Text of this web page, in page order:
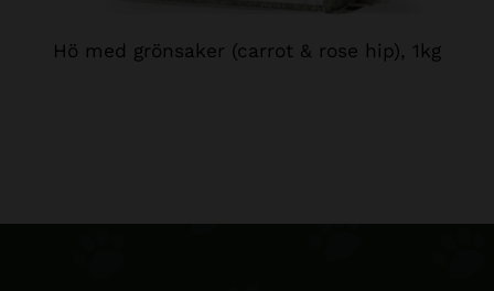
Hö med grönsaker (carrot & rose hip), 1kg